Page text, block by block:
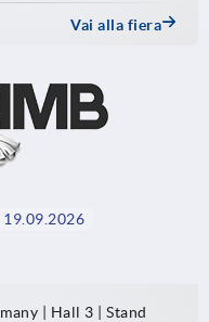
Vai alla fiera
19.09.2026
| Hall 3 | Stand